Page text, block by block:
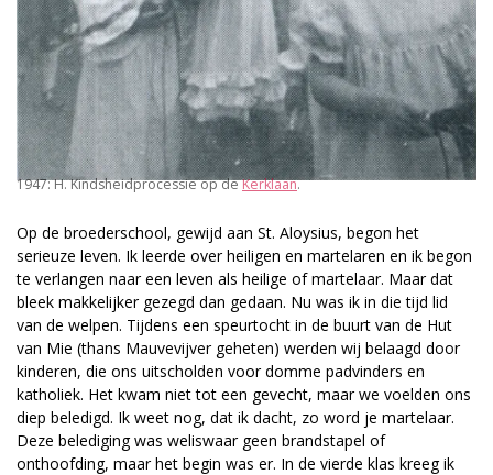
1947: H. Kindsheidprocessie op deKerklaan.
Op de broederschool, gewijd aan St. Aloysius, begon het
serieuze leven. Ik leerde over heiligen en martelaren en ik begon
te verlangen naar een leven als heilige of martelaar. Maar dat
bleek makkelijker gezegd dan gedaan. Nu was ik in die tijd lid
van de welpen. Tijdens een speurtocht in de buurt van de Hut
van Mie (thans Mauvevijver geheten) werden wij belaagd door
kinderen, die ons uitscholden voor domme padvinders en
katholiek. Het kwam niet tot een gevecht, maar we voelden ons
diep beledigd. Ik weet nog, dat ik dacht, zo word je martelaar.
Deze belediging was weliswaar geen brandstapel of
onthoofding, maar het begin was er. In de vierde klas kreeg ik